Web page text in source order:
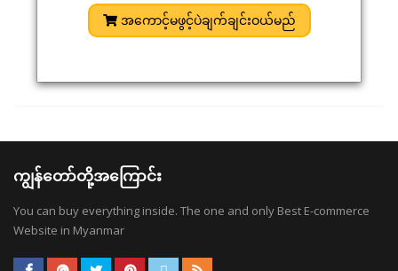
အကောင့်မဖွင့်ပဲချက်ချင်းဝယ်မည်
ကျွန်တော်တို့အကြောင်း
You can buy everything inside. The one and only Best E-commerce
Website in Myanmar